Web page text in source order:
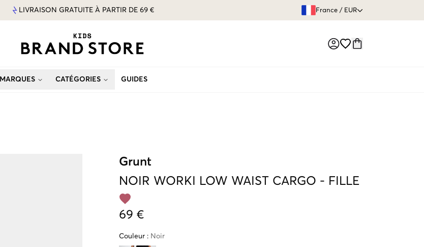
LIVRAISON GRATUITE À PARTIR DE 69 € GARANTIE DE
France / EUR
MARQUES CATÉGORIES GUIDES
Grunt
NOIR WORKI LOW WAIST CARGO - FILLE
69 €
Couleur : Noir